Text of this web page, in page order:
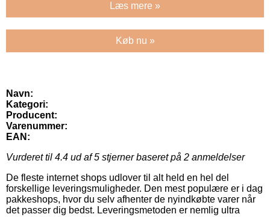
Læs mere »
Køb nu »
Navn:
Kategori:
Producent:
Varenummer:
EAN:
Vurderet til 4.4 ud af 5 stjerner baseret på 2 anmeldelser
De fleste internet shops udlover til alt held en hel del
forskellige leveringsmuligheder. Den mest populære er i dag
pakkeshops, hvor du selv afhenter de nyindkøbte varer når
det passer dig bedst. Leveringsmetoden er nemlig ultra